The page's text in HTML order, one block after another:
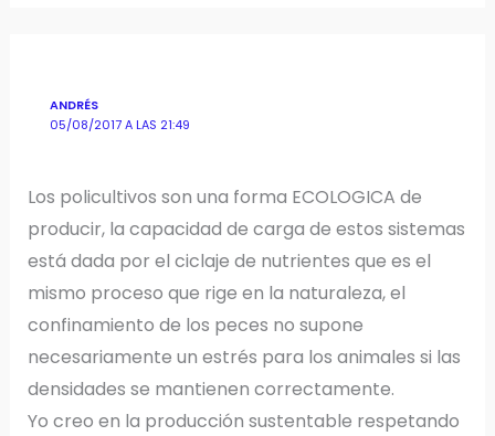
ANDRÉS
05/08/2017 A LAS 21:49
Los policultivos son una forma ECOLOGICA de
producir, la capacidad de carga de estos sistemas
está dada por el ciclaje de nutrientes que es el
mismo proceso que rige en la naturaleza, el
confinamiento de los peces no supone
necesariamente un estrés para los animales si las
densidades se mantienen correctamente.
Yo creo en la producción sustentable respetando